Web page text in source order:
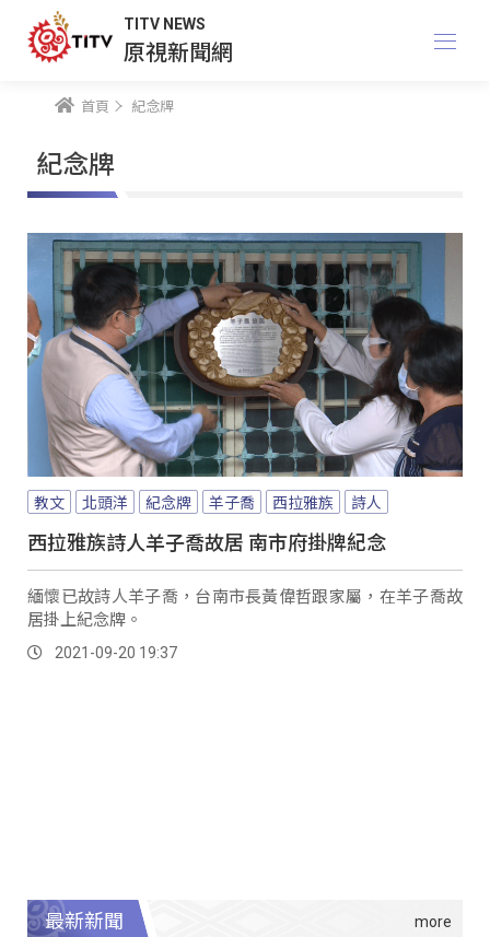
TITV NEWS
原視新聞網
首頁 紀念牌
紀念牌
教文 北頭洋 紀念牌 羊子喬 西拉雅族 詩人
西拉雅族詩人羊子喬故居 南市府掛牌紀念
緬懷已故詩人羊子喬，台南市長黃偉哲跟家屬，在羊子喬故
居掛上紀念牌。
2021-09-20 19:37
最新新聞